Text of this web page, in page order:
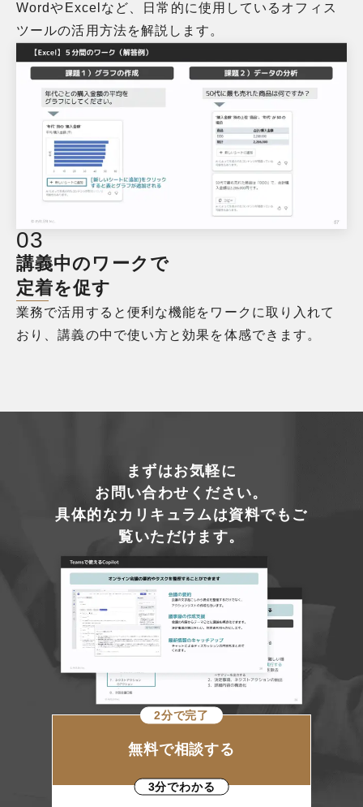
WordやExcelなど、日常的に使用しているオフィス
ツールの活用方法を解説します。
03
講義中のワークで
定着を促す
業務で活用すると便利な機能をワークに取り入れて
おり、講義の中で使い方と効果を体感できます。
まずはお気軽に
お問い合わせください。
具体的なカリキュラムは資料でもご
覧いただけます。
2分で完了
無料で相談する
3分でわかる